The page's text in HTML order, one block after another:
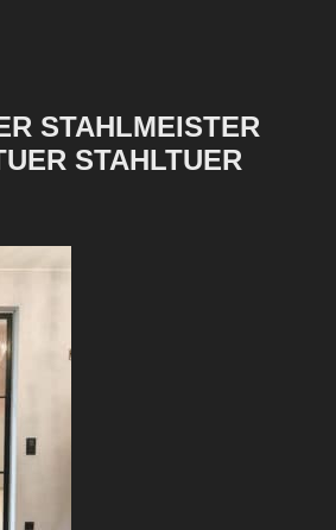
STAHLMEISTER
STAHLTUER